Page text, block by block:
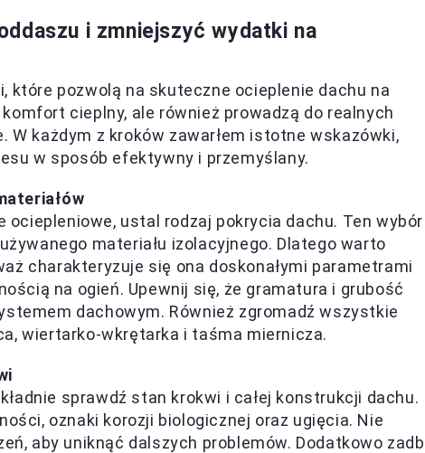
i zmniejszyć wydatki na
które pozwolą na skuteczne ocieplenie dachu na
cieplny, ale również prowadzą do realnych
każdym z kroków zawarłem istotne wskazówki,
w sposób efektywny i przemyślany.
ociepleniowe, ustal rodzaj pokrycia dachu. Ten wybór
materiału izolacyjnego. Dlatego warto
charakteryzuje się ona doskonałymi parametrami
na ogień. Upewnij się, że gramatura i grubość
dachowym. Również zgromadź wszystkie
wiertarko-wkrętarka i taśma miernicza.
sprawdź stan krokwi i całej konstrukcji dachu.
oznaki korozji biologicznej oraz ugięcia. Nie
aby uniknąć dalszych problemów. Dodatkowo